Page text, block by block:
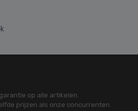
op alle artikelen.
prijzen als onze concurrenten.